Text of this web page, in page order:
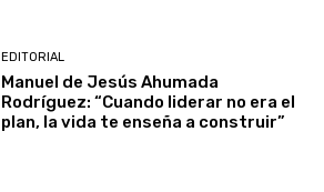
EDITORIAL
Manuel de Jesús Ahumada
Rodríguez: “Cuando liderar no era el
plan, la vida te enseña a construir”